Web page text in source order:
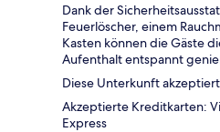
Dank der
Feuerlöscher, einem
Kasten können die Gäste
Aufenthalt entspannt
Diese Unterkunft
Akzeptierte Kreditkarten:
Express